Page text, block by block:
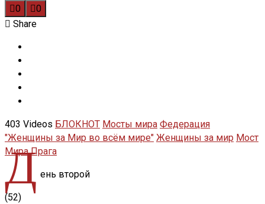
0
0
Share
403 Videos БЛОКНОТ Мосты мира Федерация
"Женщины за Мир во всём мире" Женщины за мир Мост
Мира Прага
Д ень второй
(52)